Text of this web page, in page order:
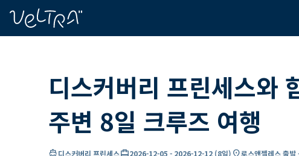
디스커버리 프린세스와
주변 8일 크루즈 여행
directions_boat디스커버리 프린세스card_travel2026-12-05 - 2026-12-12 (8일) location_on로스앤젤레스 출발